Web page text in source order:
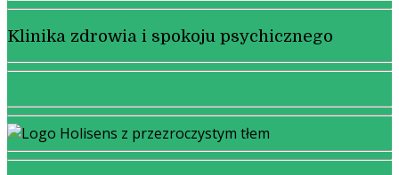
Klinika zdrowia i spokoju psychicznego